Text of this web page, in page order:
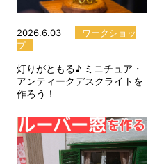
2026.6.03
ワークショッ
プ
灯りがともる♪ ミニチュア・
アンティークデスクライトを
作ろう！